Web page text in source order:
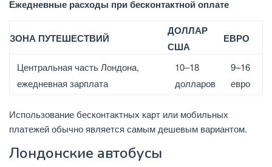
Ежедневные расходы при бесконтактной оплате
ЗОНА ПУТЕШЕСТВИЙ
ДОЛЛАР
США
ЕВРО
Центральная часть Лондона,
ежедневная зарплата
10–18
долларов
9–16
евро
Использование бесконтактных карт или мобильных
платежей обычно является самым дешевым вариантом.
Лондонские автобусы